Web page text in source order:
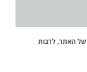
של האתר, לרבות